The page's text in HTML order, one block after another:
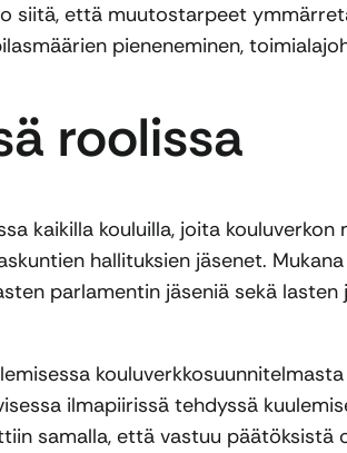
siitä, että muutostarpeet
pieneneminen,
roolissa
kaikilla kouluilla, joita kouluverkon
hallituksien jäsenet.
parlamentin jäseniä sekä
ilmapiirissä tehdyssä
samalla, että vastuu päätöksistä